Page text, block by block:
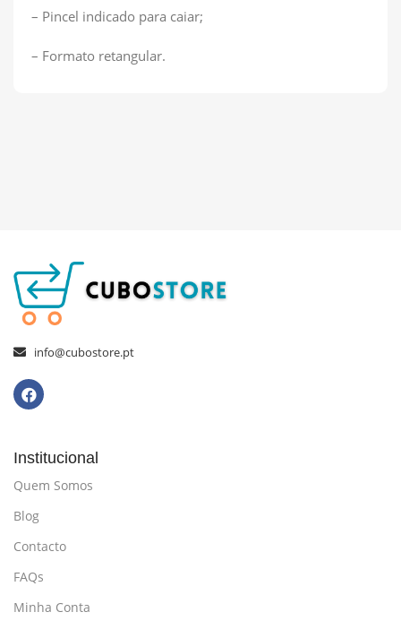
– Pincel indicado para caiar;
– Formato retangular.
info@cubostore.pt
Institucional
Quem Somos
Blog
Contacto
FAQs
Minha Conta